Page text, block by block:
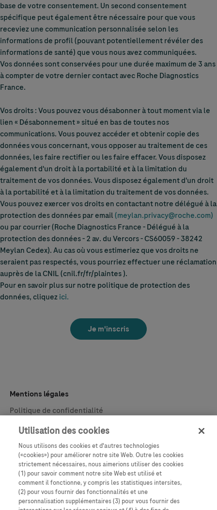
base de votre consentement. Un second consentement
spécifique peut également être nécessaire pour que vous
receviez une communication personnalisée selon les
informations de profil (pouvant potentiellement révéler des
informations de santé) que vous nous avez communiquées.
Vos données sont conservées pour une durée maximum de 3 ans
à compter de votre dernier contact avec Roche Diagnostics
France.
Vos droits : Vous pouvez vous désabonner à tout moment via le
lien « Désabonnement » situé en bas de toutes nos
communications. Vous pouvez accéder et obtenir copie des
données vous concernant, vous opposer au traitement de ces
données, les faire rectifier ou les faire effacer. Vous disposez
également d'un droit à la portabilité et à la limitation du
traitement de vos données. Vous disposez également d'un droit
à la portabilité et à la limitation du traitement de vos données.
Vous pouvez exercer vos droits en contactant notre délégué à la
protection des données par email(meylan.privacy@roche.com)
ou par courrier (Roche Diagnostics France - Délégué à la
protection des données - 2 av. du Vercors - CS60059 - 38242
Meylan Cedex). Au cas où vous estimeriez que vos droits ne
seraient pas respectés, vous pourriez effectuer une réclamation
auprès de la CNIL (cnil.fr/fr/plaintes ).
Pour en savoir plus sur notre politique de protection des
données, cliquezici.
Mentions légales
Politique de confidentialité
Conditions et termes
Disclaimer
Contact
Assistance client
Newsletter
Utilisation des cookies
Nous utilisons des cookies et d'autres technologies
(«cookies») pour améliorer notre site Web. Outre les cookies
strictement nécessaires, nous aimerions utiliser des cookies
(1) pour savoir comment notre site Web est utilisé et
comment il fonctionne, y compris les statistiques intersites,
(2) pour vous fournir des fonctionnalités et une
personnalisation supplémentaires (3) pour vous fournir des